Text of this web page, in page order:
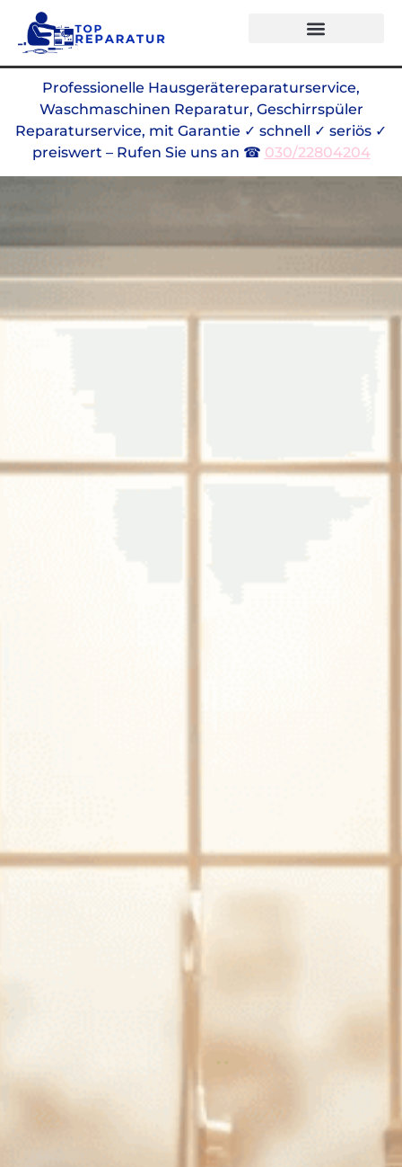
Professionelle Hausgerätereparaturservice,
Waschmaschinen Reparatur, Geschirrspüler
Reparaturservice, mit Garantie ✓ schnell ✓ seriös ✓
preiswert – Rufen Sie uns an ☎ 030/22804204